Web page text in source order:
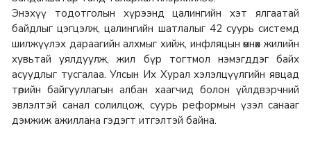
Энэхүү тодотголын хүрээнд цалингийн хэт ялгаатай
байдлыг цэгцэлж, цалингийн шатлалыг 42 суурь системд
шилжүүлэх дараагийн алхмыг хийж, инфляцын өмнөх жилийн
хувьтай уялдуулж, жил бүр тогтмол нэмэгддэг байх
асуудлыг тусгалаа. Улсын Их Хурал хэлэлцүүлгийн явцад
төрийн байгууллагын албан хаагчид болон үйлдвэрчний
эвлэлтэй санал солилцож, суурь реформын үзэл санааг
дэмжиж ажиллана гэдэгт итгэлтэй байна.